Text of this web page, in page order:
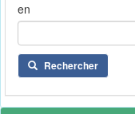
en
Rechercher